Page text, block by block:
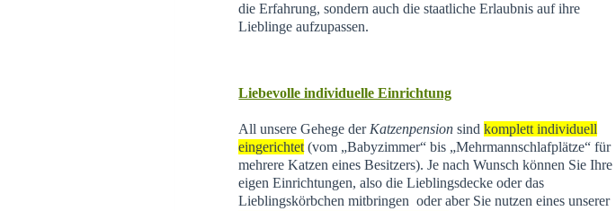
die Erfahrung, sondern auch die staatliche Erlaubnis auf ihre
Lieblinge aufzupassen.
Liebevolle individuelle Einrichtung
All unsere Gehege der Katzenpension sindkomplett individuell
eingerichtet (vom „Babyzimmer“ bis „Mehrmannschlafplätze“ für
mehrere Katzen eines Besitzers). Je nach Wunsch können Sie Ihre
eigen Einrichtungen, also die Lieblingsdecke oder das
Lieblingskörbchen mitbringen oder aber Sie nutzen eines unserer